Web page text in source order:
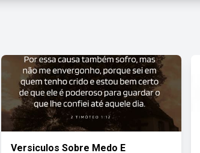
Versiculos Sobre Medo E